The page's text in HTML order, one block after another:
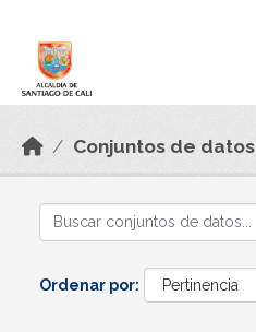
Conjuntos de datos
Ordenar por